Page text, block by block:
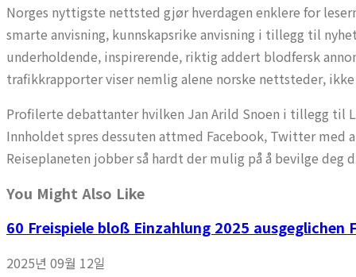
Norges nyttigste nettsted gjør hverdagen enklere for
smarte anvisning, kunnskapsrike anvisning i tillegg til
underholdende, inspirerende, riktig addert blodfersk
trafikkrapporter viser nemlig alene norske nettsteder,
Profilerte debattanter hvilken Jan Arild Snoen i tillegg til
Innholdet spres dessuten attmed Facebook, Twitter med
Reiseplaneten jobber så hardt der mulig på å bevilge deg
You Might Also Like
60 Freispiele bloß Einzahlung 2025
2025년 09월 12일